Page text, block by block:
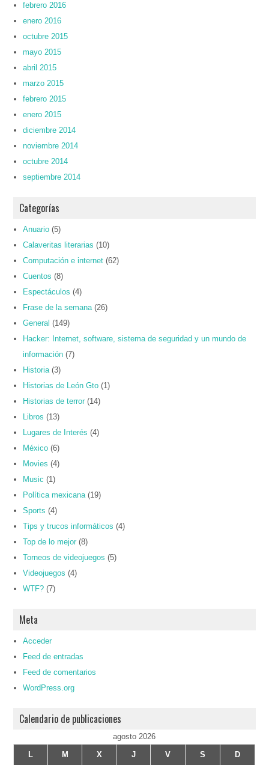
febrero 2016
enero 2016
octubre 2015
mayo 2015
abril 2015
marzo 2015
febrero 2015
enero 2015
diciembre 2014
noviembre 2014
octubre 2014
septiembre 2014
Categorías
Anuario (5)
Calaveritas literarias (10)
Computación e internet (62)
Cuentos (8)
Espectáculos (4)
Frase de la semana(26)
General (149)
Hacker: Internet, software, sistema de seguridad y un mundo de
información (7)
Historia(3)
Historias de León Gto (1)
Historias de terror (14)
Libros (13)
Lugares de Interés (4)
México (6)
Movies (4)
Music (1)
Política mexicana(19)
Sports (4)
Tips y trucos informáticos (4)
Top de lo mejor (8)
Torneos de videojuegos (5)
Videojuegos (4)
WTF? (7)
Meta
Acceder
Feed de entradas
Feed de comentarios
WordPress.org
Calendario de publicaciones
agosto 2026
L
M X J V S D